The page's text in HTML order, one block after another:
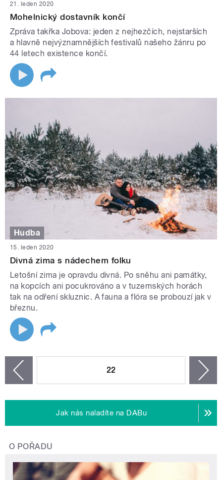
21. leden 2020
Mohelnický dostavník končí
Zpráva takřka Jobova: jeden z nejhezčích, nejstarších
a hlavně nejvýznamnějších festivalů našeho žánru po
44 letech existence končí.
Hudba
15. leden 2020
Divná zima s nádechem folku
Letošní zima je opravdu divná. Po sněhu ani památky,
na kopcích ani pocukrováno a v tuzemských horách
tak na odření skluznic. A fauna a flóra se probouzí jak v
březnu.
22
Jak nás naladíte na DABu
O POŘADU